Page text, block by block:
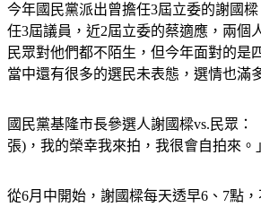
任3屆議員，近2屆立委的蔡適應，兩個
民眾對他們都不陌生，但今年面對的是
當中還有很多的選民未表態，選情也滿
張)，我的榮幸我來拍，我很會自拍來。
族常出現的車站、街頭，發面紙，道早